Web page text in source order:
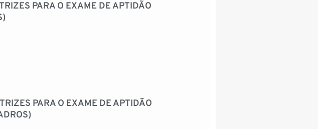
PARA O EXAME DE APTIDÃO
PARA O EXAME DE APTIDÃO